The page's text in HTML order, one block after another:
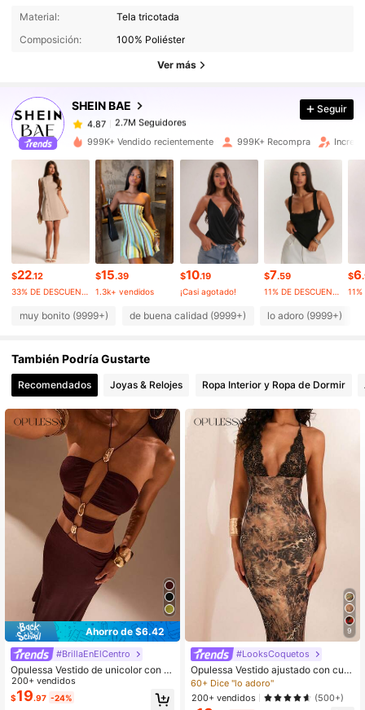
Material:
Tela tricotada
Composición:
100% Poliéster
Ver más
SHEIN BAE
2.7M Seguidores
2.7M Seguidores
4.87 2.7M Seguidores
4.87 2.7M Seguidores
4.87 2.7M Seguidores
4.87 2.7M Seguidores
4.87
4.87 2.7M Seguidores
4.87 2.7M Seguidores
4.87 2.7M Seguidores
Seguir
999K+ Vendido recientemente 999K+ Recompra
$22.12
33% DE DESCUENTO
$15.39
1.3k+ vendidos
$10.19
¡Casi agotado!
$7.59
11% DE DESCUENTO
$6
muy bonito (9999+) de buena calidad (9999+) lo adoro (9999+)
También Podría Gustarte
Recomendados Joyas & Relojes Ropa Interior y Ropa de Dormir
Ahorro de $6.42
#BrillaEnElCentro
Opulessa Vestido de unicolor con e
spalda descubierta y calado, adecu
ado para vacaciones de primavera/
verano
200+ vendidos
$19.97 -24%
9
#LooksCoquetos
Opulessa Vestido ajustado con cuel
lo en V, espalda descubierta y esta
mpado de malla tejida para mujeres
60+ Dice "lo adoro"
200+ vendidos
(500+)